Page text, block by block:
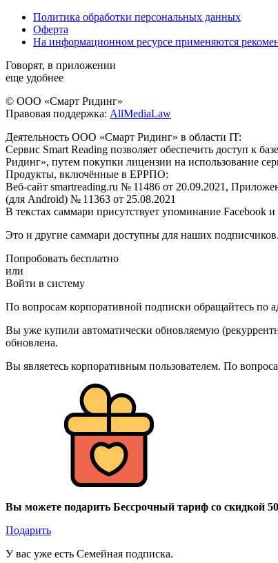
Политика обработки персональных данных
Оферта
На информационном ресурсе применяются
Говорят, в приложении
еще удобнее
© ООО «Смарт Ридинг»
Правовая поддержка: AllMediaLaw
Деятельность ООО «Смарт Ридинг» в области IT:
Сервис Smart Reading позволяет обеспечить доступ к
Ридинг», путем покупки лицензии на использование
Продукты, включённые в ЕРРПО:
Веб-сайт smartreading.ru № 11486 от 20.09.2021,
(для Android) № 11363 от 25.08.2021
В текстах саммари присутствует упоминание Facebook
Это и другие саммари доступны для наших подписчиков.
Попробовать бесплатно
или
Войти в систему
По вопросам корпоративной подписки обращайтесь по
Вы уже купили автоматически обновляемую
обновлена.
Вы являетесь корпоративным пользователем. По
Вы можете подарить Бессрочный тариф со скидкой
Подарить
У вас уже есть Семейная подписка.